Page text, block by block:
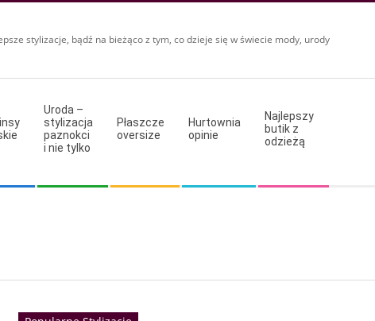
stylizacje, bądź na bieżąco z tym, co dzieje się w świecie mody, urody
Uroda –
stylizacja
paznokci
i nie tylko
Płaszcze
oversize
Hurtownia
opinie
Najlepszy
butik z
odzieżą